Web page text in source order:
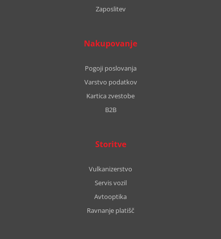
Zaposlitev
Nakupovanje
Pogoji poslovanja
Varstvo podatkov
Kartica zvestobe
B2B
Storitve
Vulkanizerstvo
Servis vozil
Avtooptika
Ravnanje platišč